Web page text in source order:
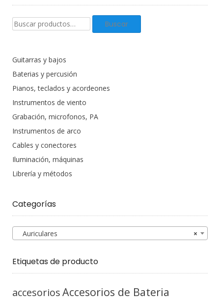
Buscar
productos:
Buscar
Guitarras y bajos
Baterias y percusión
Pianos, teclados y acordeones
Instrumentos de viento
Grabación, microfonos, PA
Instrumentos de arco
Cables y conectores
Iluminación, máquinas
Librería y métodos
Categorías
×
Auriculares
Etiquetas de producto
accesoriosAccesorios de Bateria